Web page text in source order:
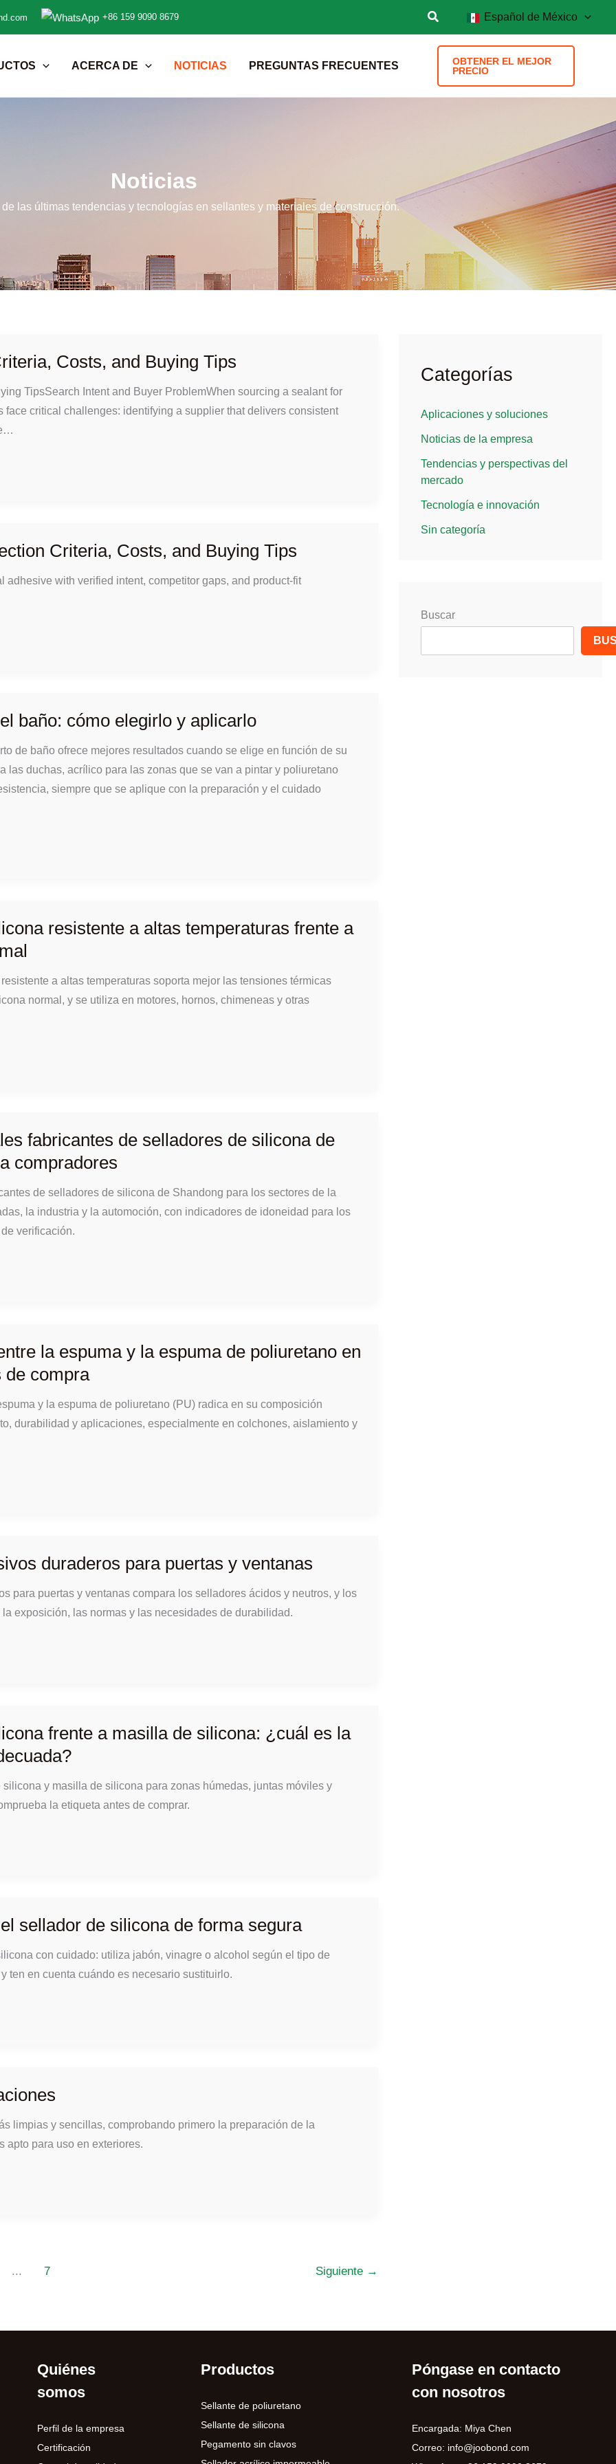
+86 159 9090 8679 Español de México
ACERCA DE NOTICIAS PREGUNTAS FRECUENTES
OBTENER EL MEJOR
PRECIO
Noticias
las últimas tendencias y tecnologías en sellantes y materiales de construcción.
Costs, and Buying Tips
TipsSearch Intent and Buyer ProblemWhen sourcing a sealant for
critical challenges: identifying a supplier that delivers consistent
Criteria, Costs, and Buying Tips
with verified intent, competitor gaps, and product-fit
baño: cómo elegirlo y aplicarlo
de baño ofrece mejores resultados cuando se elige en función de su
las duchas, acrílico para las zonas que se van a pintar y poliuretano
siempre que se aplique con la preparación y el cuidado
resistente a altas temperaturas frente a
a altas temperaturas soporta mejor las tensiones térmicas
normal, y se utiliza en motores, hornos, chimeneas y otras
fabricantes de selladores de silicona de
compradores
de selladores de silicona de Shandong para los sectores de la
la industria y la automoción, con indicadores de idoneidad para los
verificación.
la espuma y la espuma de poliuretano en
de compra
y la espuma de poliuretano (PU) radica en su composición
durabilidad y aplicaciones, especialmente en colchones, aislamiento y
duraderos para puertas y ventanas
para puertas y ventanas compara los selladores ácidos y neutros, y los
exposición, las normas y las necesidades de durabilidad.
frente a masilla de silicona: ¿cuál es la
silicona y masilla de silicona para zonas húmedas, juntas móviles y
la etiqueta antes de comprar.
sellador de silicona de forma segura
con cuidado: utiliza jabón, vinagre o alcohol según el tipo de
ten en cuenta cuándo es necesario sustituirlo.
limpias y sencillas, comprobando primero la preparación de la
apto para uso en exteriores.
... 7 Siguiente →
Categorías
Aplicaciones y soluciones
Noticias de la empresa
Tendencias y perspectivas del
mercado
Tecnología e innovación
Sin categoría
Buscar
Quiénes
somos
Perfil de la empresa
Certificación
Productos
Sellante de poliuretano
Sellante de silicona
Pegamento sin clavos
Póngase en contacto
con nosotros
Encargada: Miya Chen
Correo: info@joobond.com